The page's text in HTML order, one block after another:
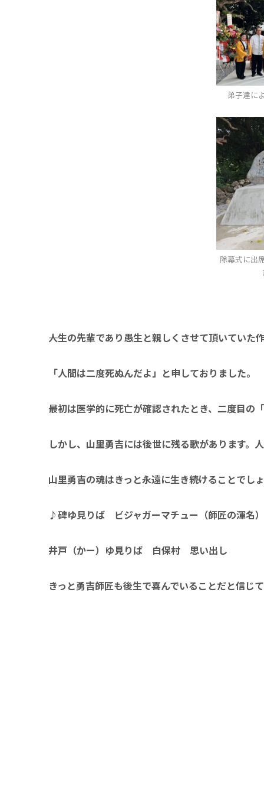
弟子達に
除幕式に出
――人生の先輩であり愚生と親しくさせて頂いていた
「人間は二度死ぬんだよ 」 と申しておりました。
最初は医学的に死亡が確認されたとき、二度目の
しかし、山里勇吉には後世に残る歌があります。
山里勇吉の魂はきっと永遠に生き続けることでし
♪ 碑ゆ見りば ビジャガーマチュー（師匠の渾名
井戸（かー）ゆ見りば 白保村 思い出し
きっと勇吉師匠も後生で喜んでいることだと信じ